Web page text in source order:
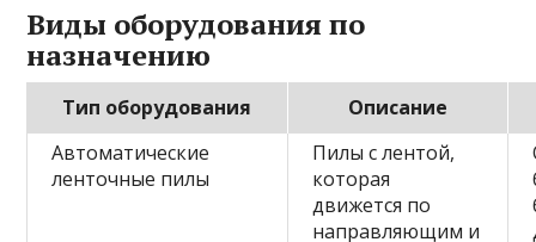
Виды оборудования по
назначению
Тип оборудования
Описание
Автоматические
ленточные пилы
Пилы с лентой,
которая
движется по
направляющим и